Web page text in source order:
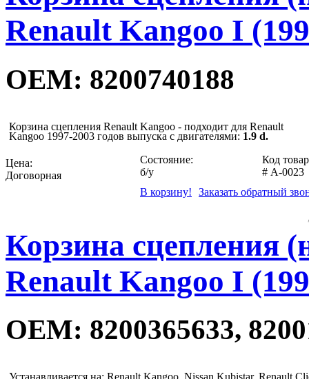
Renault Kangoo I
OEM: 8200740188
Корзина сцепления Renault Kangoo - подходит для Renault
Kangoo 1997-2003 годов выпуска с двигателями: 1.9 d.
Цена:
Договорная
Состояние:
б/у
Код
# A-0023
В корзину!
Заказать обратный
Корзина сцепления
Renault Kangoo I
OEM: 8200365633,